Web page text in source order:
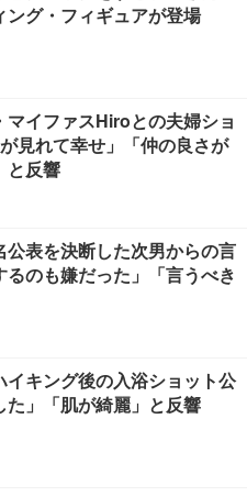
ング・フィギュアが登場
マイファスHiroとの夫婦ショ
見れて幸せ」「仲の良さが
と反響
公表を決断した次男からの言
のも嫌だった」「言うべき
イキング後の入浴ショット公
た」「肌が綺麗」と反響